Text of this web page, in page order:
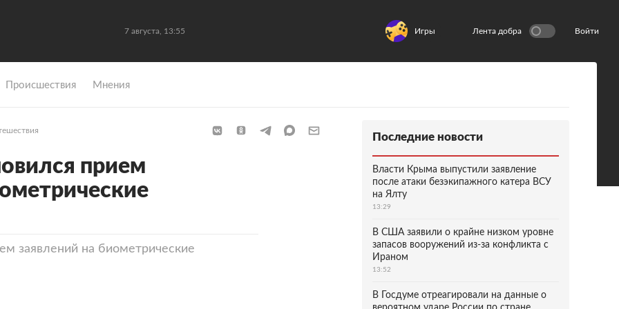
7 августа, 13:55 Игры Лента добра Войти
Происшествия Мнения
прием
заявлений на биометрические
Последние новости
Власти Крыма выпустили заявление
после атаки безэкипажного катера ВСУ
на Ялту
13:29
В США заявили о крайне низком уровне
запасов вооружений из-за конфликта с
Ираном
13:52
В Госдуме отреагировали на данные о